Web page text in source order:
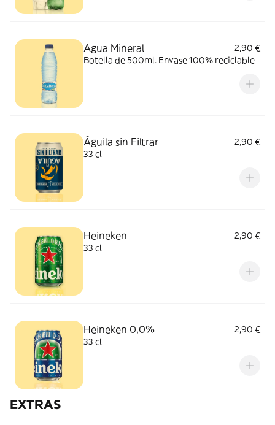
Agua Mineral
2,90 €
Botella de 500ml. Envase 100% reciclable
Águila sin Filtrar
2,90 €
33 cl
Heineken
2,90 €
33 cl
Heineken 0,0%
2,90 €
33 cl
EXTRAS